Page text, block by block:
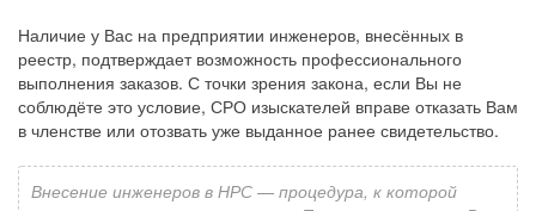
Наличие у Вас на предприятии инженеров, внесённых в
реестр, подтверждает возможность профессионального
выполнения заказов. С точки зрения закона, если Вы не
соблюдёте это условие, СРО изыскателей вправе отказать Вам
в членстве или отозвать уже выданное ранее свидетельство.
Внесение инженеров в НРС — процедура, к которой